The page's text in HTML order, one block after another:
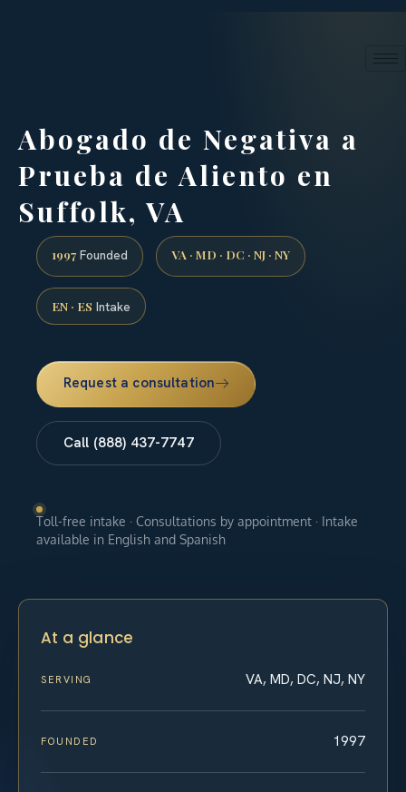
Abogado de Negativa a
Prueba de Aliento en
Suffolk, VA
1997 Founded VA · MD · DC · NJ · NY
EN · ES Intake
Request a consultation
Call (888) 437-7747
Toll-free intake · Consultations by appointment · Intake
available in English and Spanish
At a glance
SERVING VA, MD, DC, NJ, NY
FOUNDED 1997